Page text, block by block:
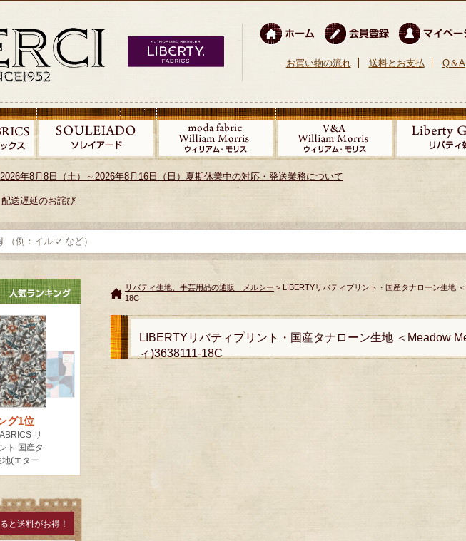
お買い物の流れ 送料とお支払 Q＆A
2026年8月8日（土）～2026年8月16日（日）夏期休業中の対応・発送業務について
配送遅延のお詫び
と送料がお得！
リバティ生地、手芸用品の通販 メルシー > LIBERTYリバティプリント・国産タナローン生地
18C
LIBERTYリバティプリント・国産タナローン生地 ＜Meadow
ィ)3638111-18C